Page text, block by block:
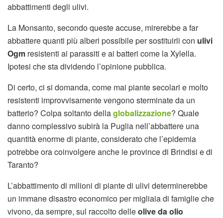
abbattimenti degli ulivi.
La Monsanto, secondo queste accuse, mirerebbe a far
abbattere quanti più alberi possibile per sostituirli con ulivi
Ogm resistenti ai parassiti e ai batteri come la Xylella.
Ipotesi che sta dividendo l’opinione pubblica.
Di certo, ci si domanda, come mai piante secolari e molto
resistenti improvvisamente vengono sterminate da un
batterio? Colpa soltanto dellaglobalizzazione? Quale
danno complessivo subirà la Puglia nell’abbattere una
quantità enorme di piante, considerato che l’epidemia
potrebbe ora coinvolgere anche le province di Brindisi e di
Taranto?
L’abbattimento di milioni di piante di ulivi determinerebbe
un immane disastro economico per migliaia di famiglie che
vivono, da sempre, sul raccolto delleolive da olio